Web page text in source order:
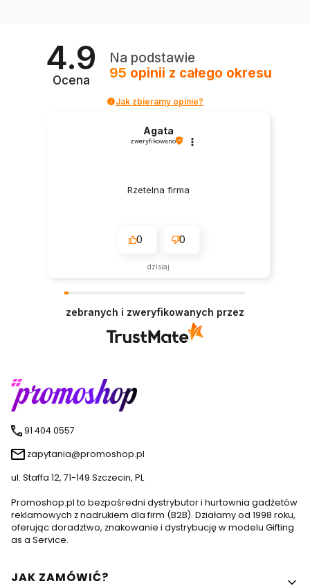
4.9
Ocena
Na podstawie
95 opinii z całego okresu
Jak zbieramy opinie?
Agata
zweryfikowano
Rzetelna firma
0 0
dzisiaj
zebranych i zweryfikowanych przez
91 404 0557
zapytania@promoshop.pl
ul. Staffa 12, 71-149 Szczecin, PL
Promoshop.pl to bezpośredni dystrybutor i hurtownia gadżetów
reklamowych z nadrukiem dla firm (B2B). Działamy od 1998 roku,
oferując doradztwo, znakowanie i dystrybucję w modelu Gifting
as a Service.
Linki w stopce
JAK ZAMÓWIĆ?